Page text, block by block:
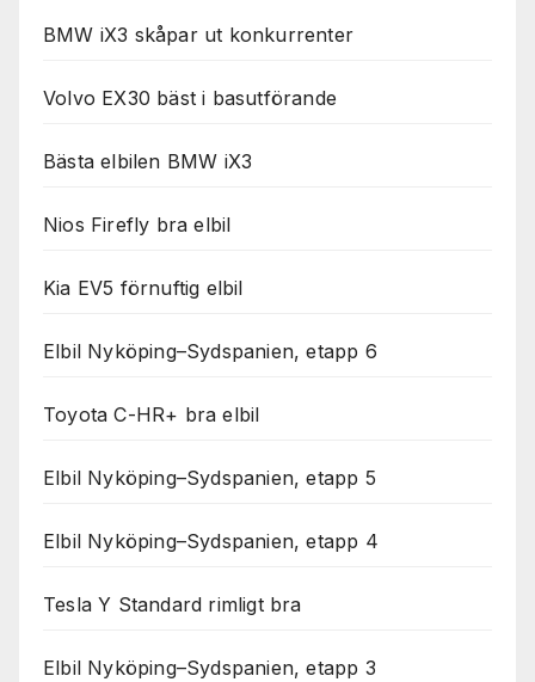
BMW iX3 skåpar ut konkurrenter
Volvo EX30 bäst i basutförande
Bästa elbilen BMW iX3
Nios Firefly bra elbil
Kia EV5 förnuftig elbil
Elbil Nyköping–Sydspanien, etapp 6
Toyota C-HR+ bra elbil
Elbil Nyköping–Sydspanien, etapp 5
Elbil Nyköping–Sydspanien, etapp 4
Tesla Y Standard rimligt bra
Elbil Nyköping–Sydspanien, etapp 3